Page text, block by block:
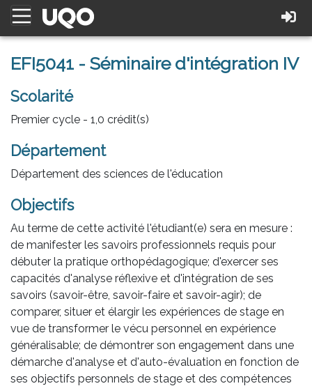
EFI5041 - Séminaire d'intégration IV
Scolarité
Premier cycle - 1,0 crédit(s)
Département
Département des sciences de l'éducation
Objectifs
Au terme de cette activité l'étudiant(e) sera en mesure :
de manifester les savoirs professionnels requis pour
débuter la pratique orthopédagogique; d'exercer ses
capacités d'analyse réflexive et d'intégration de ses
savoirs (savoir-être, savoir-faire et savoir-agir); de
comparer, situer et élargir les expériences de stage en
vue de transformer le vécu personnel en expérience
généralisable; de démontrer son engagement dans une
démarche d'analyse et d'auto-évaluation en fonction de
ses objectifs personnels de stage et des compétences